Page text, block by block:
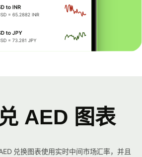
AED 图表
兑换图表使用实时中间市场汇率，并且